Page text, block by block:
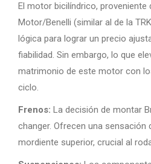
El motor bicilíndrico, proveniente
Motor/Benelli (similar al de la
lógica para lograr un precio
fiabilidad. Sin embargo, lo que
matrimonio de este motor con
ciclo.
Frenos: La decisión de montar
changer. Ofrecen una sensación
mordiente superior, crucial al